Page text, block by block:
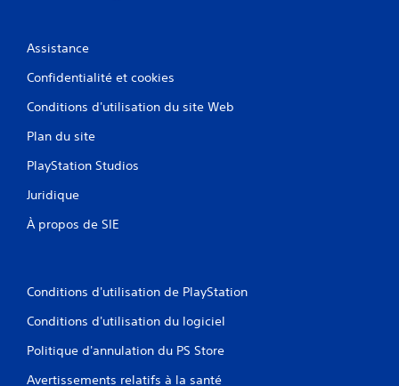
Assistance
Confidentialité et cookies
Conditions d'utilisation du site Web
Plan du site
PlayStation Studios
Juridique
À propos de SIE
Conditions d'utilisation de PlayStation
Conditions d'utilisation du logiciel
Politique d'annulation du PS Store
Avertissements relatifs à la santé